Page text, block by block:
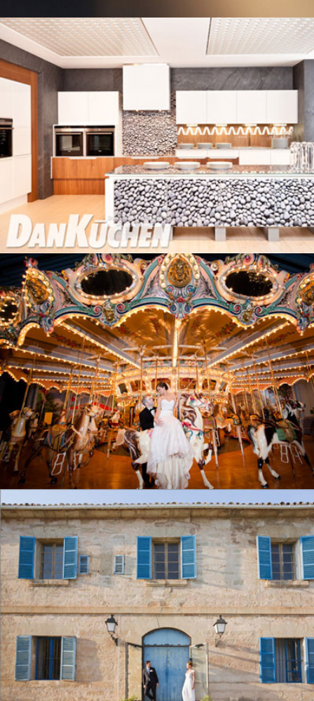
DAN KÜCHEN
WERBEFOTOGRAFIE
WEDDING MEGAN & DAN
PHILADELPHIA, USA
WEDDING
MADELEINE & PHILIP
MALLORCA, SPAIN